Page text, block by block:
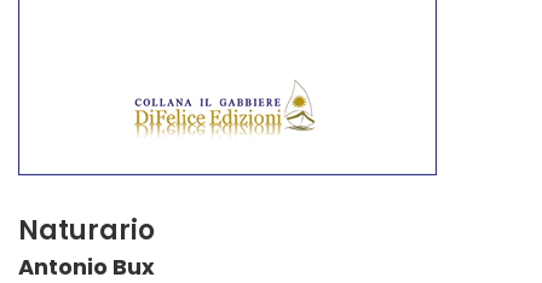
Naturario
Antonio Bux